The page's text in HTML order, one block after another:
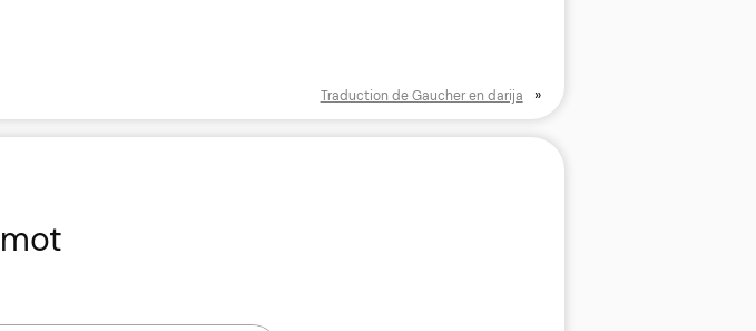
Traduction de Gaucher en darija »